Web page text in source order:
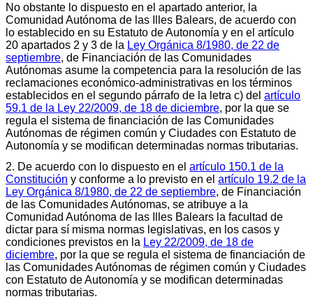
No obstante lo dispuesto en el apartado anterior, la
Comunidad Autónoma de las Illes Balears, de acuerdo con
lo establecido en su Estatuto de Autonomía y en el artículo
20 apartados 2 y 3 de la Ley Orgánica 8/1980, de 22 de
septiembre, de Financiación de las Comunidades
Autónomas asume la competencia para la resolución de las
reclamaciones económico-administrativas en los términos
establecidos en el segundo párrafo de la letra c) del artículo
59.1 de la Ley 22/2009, de 18 de diciembre, por la que se
regula el sistema de financiación de las Comunidades
Autónomas de régimen común y Ciudades con Estatuto de
Autonomía y se modifican determinadas normas tributarias.
2. De acuerdo con lo dispuesto en el artículo 150.1 de la
Constitución y conforme a lo previsto en el artículo 19.2 de la
Ley Orgánica 8/1980, de 22 de septiembre, de Financiación
de las Comunidades Autónomas, se atribuye a la
Comunidad Autónoma de las Illes Balears la facultad de
dictar para sí misma normas legislativas, en los casos y
condiciones previstos en la Ley 22/2009, de 18 de
diciembre, por la que se regula el sistema de financiación de
las Comunidades Autónomas de régimen común y Ciudades
con Estatuto de Autonomía y se modifican determinadas
normas tributarias.